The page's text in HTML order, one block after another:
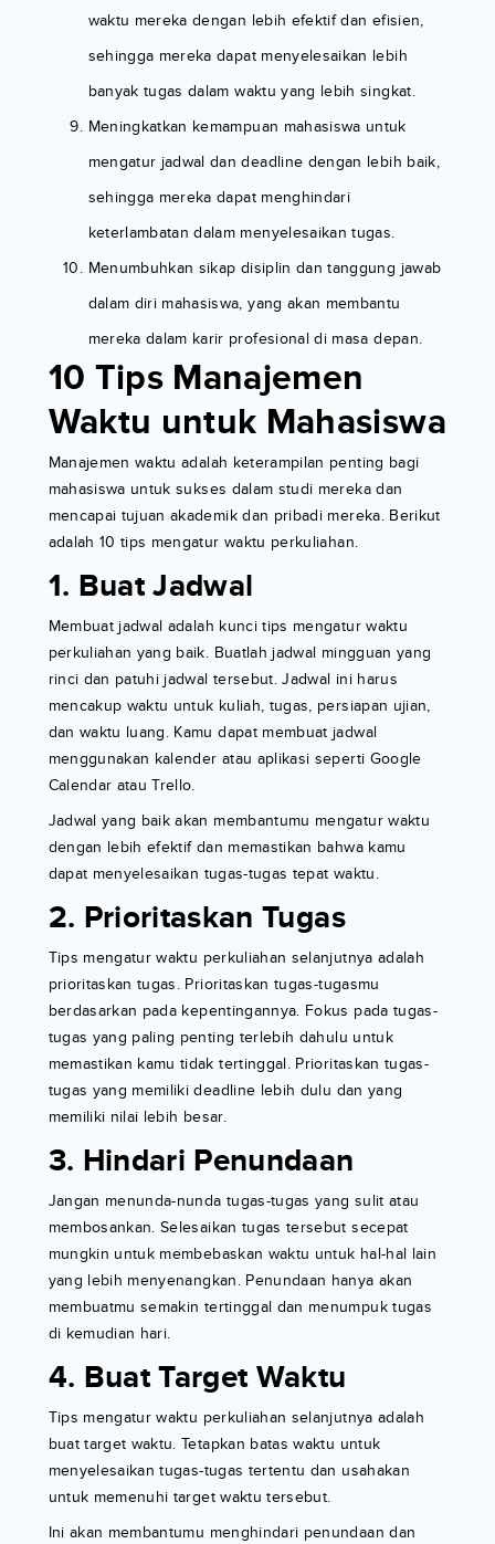
waktu mereka dengan lebih efektif dan efisien,
sehingga mereka dapat menyelesaikan lebih
banyak tugas dalam waktu yang lebih singkat.
Meningkatkan kemampuan mahasiswa untuk
mengatur jadwal dan deadline dengan lebih baik,
sehingga mereka dapat menghindari
keterlambatan dalam menyelesaikan tugas.
Menumbuhkan sikap disiplin dan tanggung jawab
dalam diri mahasiswa, yang akan membantu
mereka dalam karir profesional di masa depan.
10 Tips Manajemen
Waktu untuk Mahasiswa
Manajemen waktu adalah keterampilan penting bagi
mahasiswa untuk sukses dalam studi mereka dan
mencapai tujuan akademik dan pribadi mereka. Berikut
adalah 10 tips mengatur waktu perkuliahan.
1. Buat Jadwal
Membuat jadwal adalah kunci tips mengatur waktu
perkuliahan yang baik. Buatlah jadwal mingguan yang
rinci dan patuhi jadwal tersebut. Jadwal ini harus
mencakup waktu untuk kuliah, tugas, persiapan ujian,
dan waktu luang. Kamu dapat membuat jadwal
menggunakan kalender atau aplikasi seperti Google
Calendar atau Trello.
Jadwal yang baik akan membantumu mengatur waktu
dengan lebih efektif dan memastikan bahwa kamu
dapat menyelesaikan tugas-tugas tepat waktu.
2. Prioritaskan Tugas
Tips mengatur waktu perkuliahan selanjutnya adalah
prioritaskan tugas. Prioritaskan tugas-tugasmu
berdasarkan pada kepentingannya. Fokus pada tugas-
tugas yang paling penting terlebih dahulu untuk
memastikan kamu tidak tertinggal. Prioritaskan tugas-
tugas yang memiliki deadline lebih dulu dan yang
memiliki nilai lebih besar.
3. Hindari Penundaan
Jangan menunda-nunda tugas-tugas yang sulit atau
membosankan. Selesaikan tugas tersebut secepat
mungkin untuk membebaskan waktu untuk hal-hal lain
yang lebih menyenangkan. Penundaan hanya akan
membuatmu semakin tertinggal dan menumpuk tugas
di kemudian hari.
4. Buat Target Waktu
Tips mengatur waktu perkuliahan selanjutnya adalah
buat target waktu. Tetapkan batas waktu untuk
menyelesaikan tugas-tugas tertentu dan usahakan
untuk memenuhi target waktu tersebut.
Ini akan membantumu menghindari penundaan dan